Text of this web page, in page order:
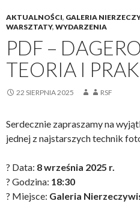
AKTUALNOŚCI, GALERIA
WARSZTATY, WYDARZENIA
PDF –
TEORIA I
22 SIERPNIA 2025 RSF
Serdecznie zapraszamy na
jednej z najstarszych technik
? Data: 8 września 2025 r.
? Godzina: 18:30
? Miejsce: Galeria